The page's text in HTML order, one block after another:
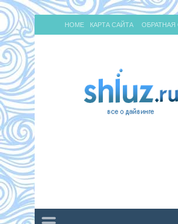
HOME КАРТА САЙТА ОБРАТНАЯ